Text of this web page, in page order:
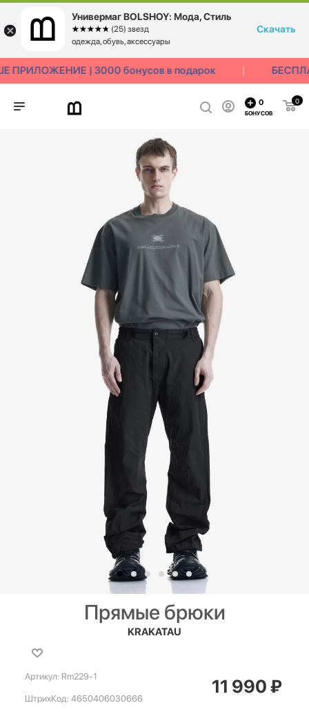
| 3000 бонусов в подарок
0
0
БОНУСОВ
Прямые брюки
KRAKATAU
Артикул: Rm229-1
ШтрихКод: 4650406030666
11 990₽
Универмаг BOLSHOY: Мода, Стиль
☆☆☆☆☆
★★★★★ (25) звезд
одежда, обувь, аксессуары
Скачать